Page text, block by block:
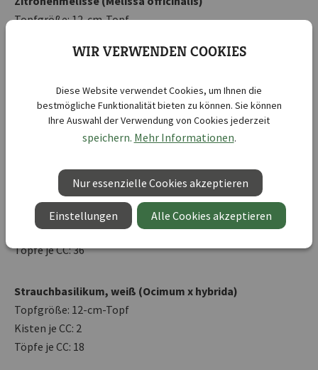
Topfgröße: 12-cm-Topf
Töpfe je CC: 27
Marokkanische Minze (Mentha spicata)
Topfgröße: 12-cm-Topf
Strauchbasilikum, blau (Ocimum x hybrida)
Topfgröße: 12-cm-Topf
Kisten je CC: 4
Töpfe je CC: 36
Strauchbasilikum, weiß (Ocimum x hybrida)
Topfgröße: 12-cm-Topf
Kisten je CC: 2
Töpfe je CC: 18
WIR VERWENDEN COOKIES
Diese Website verwendet Cookies, um Ihnen die
bestmögliche Funktionalität bieten zu können. Sie können
Ihre Auswahl der Verwendung von Cookies jederzeit
speichern. Mehr Informationen.
Nur essenzielle Cookies akzeptieren
Einstellungen Alle Cookies akzeptieren